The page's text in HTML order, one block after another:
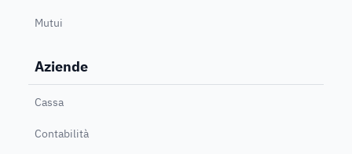
Mutui
Aziende
Cassa
Contabilità